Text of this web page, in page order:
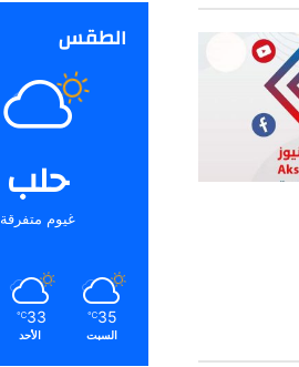
الطقس
حلب
غيوم متفرقة
35
℃
السبت
33
℃
الأحد